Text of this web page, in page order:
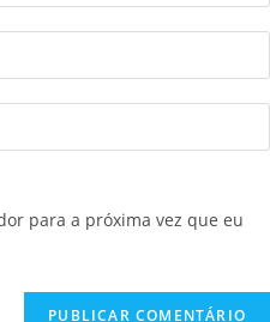
para a próxima vez que eu